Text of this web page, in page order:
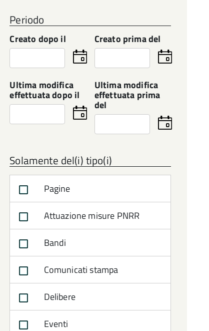
Periodo
Creato dopo il
Seleziona
la
Creato prima del
Seleziona
la
Ultima modifica
effettuata dopo il
Seleziona
la
Ultima modifica
effettuata prima
del
Seleziona
la
Solamente del(i) tipo(i)
Pagine
Attuazione misure PNRR
Bandi
Comunicati stampa
Delibere
Eventi